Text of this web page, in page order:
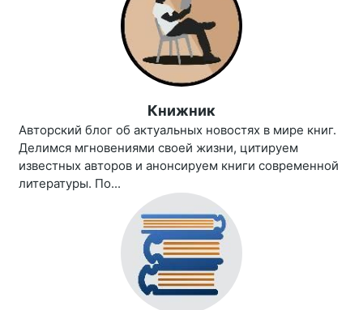
Книжник
Авторский блог об актуальных новостях в мире книг.
Делимся мгновениями своей жизни, цитируем
известных авторов и анонсируем книги современной
литературы. По...